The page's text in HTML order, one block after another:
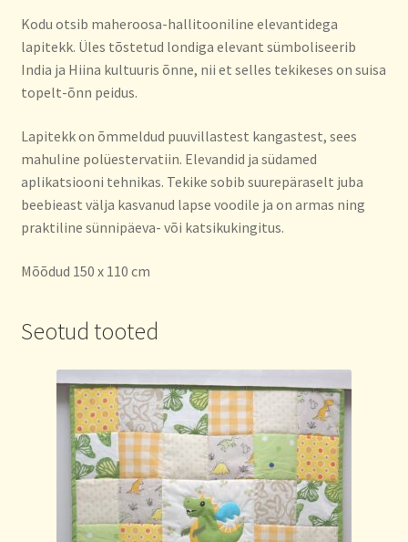
Kodu otsib maheroosa-hallitooniline elevantidega
lapitekk. Üles tõstetud londiga elevant sümboliseerib
India ja Hiina kultuuris õnne, nii et selles tekikeses on suisa
topelt-õnn peidus.
Lapitekk on õmmeldud puuvillastest kangastest, sees
mahuline polüestervatiin. Elevandid ja südamed
aplikatsiooni tehnikas. Tekike sobib suurepäraselt juba
beebieast välja kasvanud lapse voodile ja on armas ning
praktiline sünnipäeva- või katsikukingitus.
Mõõdud 150 x 110 cm
Seotud tooted